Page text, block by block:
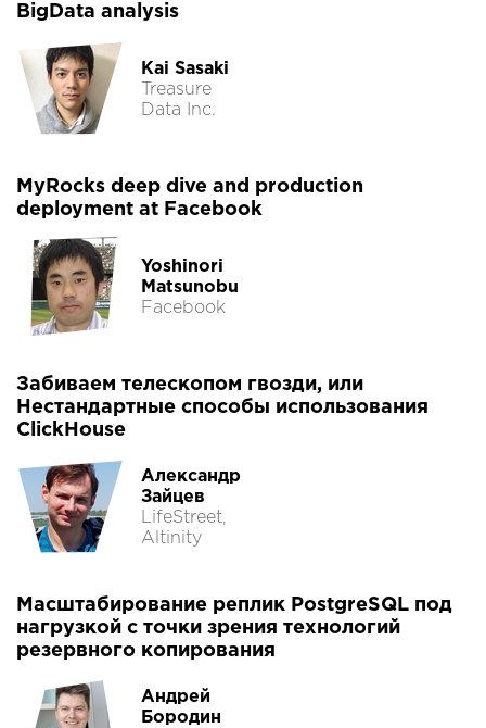
BigData analysis
Kai Sasaki
Treasure
Data Inc.
MyRocks deep dive and production
deployment at Facebook
Yoshinori
Matsunobu
Facebook
Забиваем телескопом гвозди, или
Нестандартные способы использования
ClickHouse
Александр
Зайцев
LifeStreet,
Altinity
Масштабирование реплик PostgreSQL под
нагрузкой с точки зрения технологий
резервного копирования
Андрей
Бородин